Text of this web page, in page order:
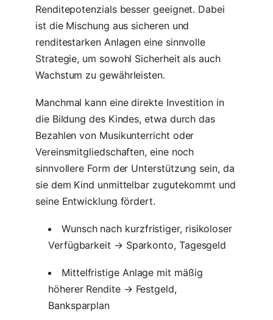
Renditepotenzials besser geeignet. Dabei
ist die Mischung aus sicheren und
renditestarken Anlagen eine sinnvolle
Strategie, um sowohl Sicherheit als auch
Wachstum zu gewährleisten.
Manchmal kann eine direkte Investition in
die Bildung des Kindes, etwa durch das
Bezahlen von Musikunterricht oder
Vereinsmitgliedschaften, eine noch
sinnvollere Form der Unterstützung sein, da
sie dem Kind unmittelbar zugutekommt und
seine Entwicklung fördert.
Wunsch nach kurzfristiger, risikoloser
Verfügbarkeit → Sparkonto, Tagesgeld
Mittelfristige Anlage mit mäßig
höherer Rendite → Festgeld,
Banksparplan